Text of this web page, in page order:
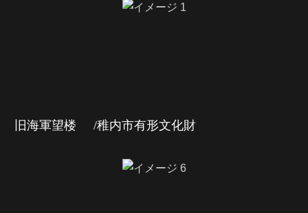
旧海軍望楼 /稚内市有形文化財